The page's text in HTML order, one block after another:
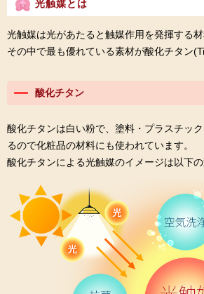
光触媒とは
光触媒は光があたると触媒作用を発揮する材
その中で最も優れている素材が酸化チタン
酸化チタン
酸化チタンは白い粉で、塗料・プラスチッ
るので化粧品の材料にも使われています。
酸化チタンによる光触媒のイメージは以下の